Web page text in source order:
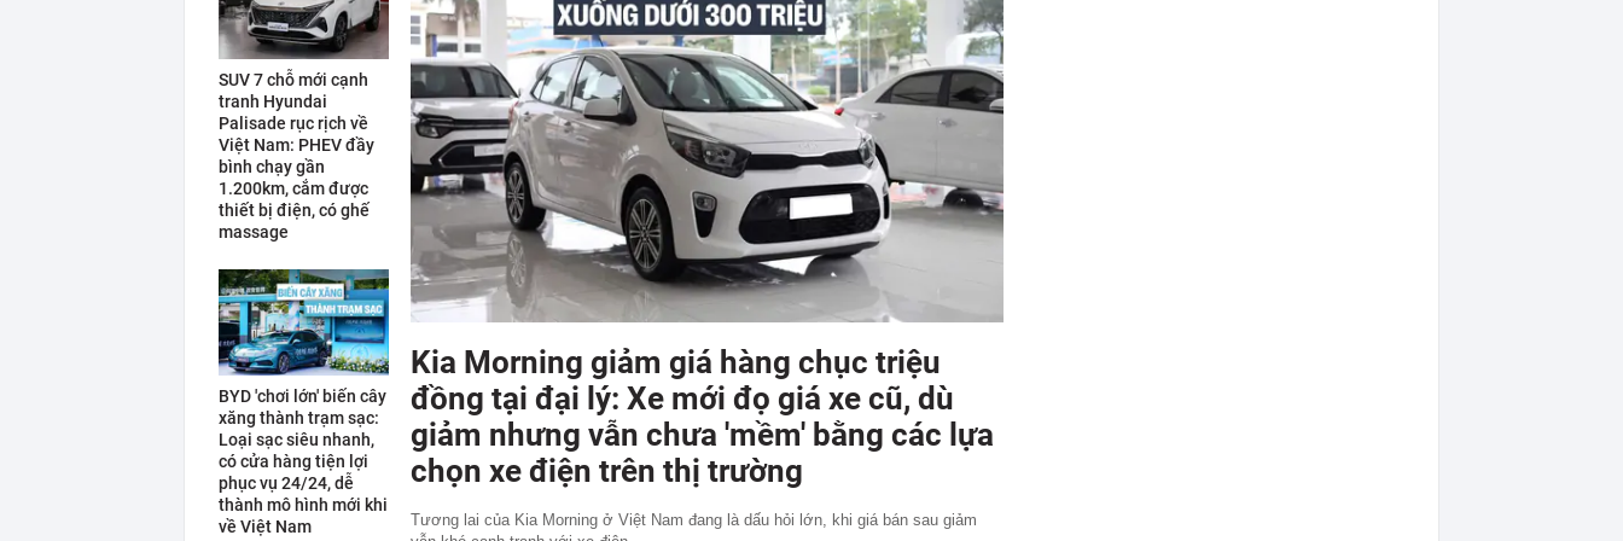
SUV 7 chỗ mới cạnh
tranh Hyundai
Palisade rục rịch về
Việt Nam: PHEV đầy
bình chạy gần
1.200km, cắm được
thiết bị điện, có ghế
massage
BYD 'chơi lớn' biến cây
xăng thành trạm sạc:
Loại sạc siêu nhanh,
có cửa hàng tiện lợi
phục vụ 24/24, dễ
thành mô hình mới khi
về Việt Nam
Kia Morning giảm giá hàng chục triệu
đồng tại đại lý: Xe mới đọ giá xe cũ, dù
giảm nhưng vẫn chưa 'mềm' bằng các lựa
chọn xe điện trên thị trường
Tương lai của Kia Morning ở Việt Nam đang là dấu hỏi lớn, khi giá bán sau giảm